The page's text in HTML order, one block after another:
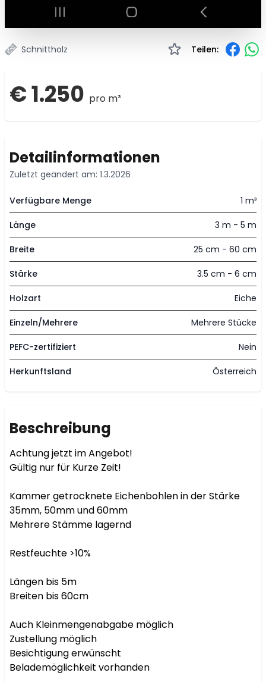
Schnittholz Teilen:
€ 1.250 pro m³
Detailinformationen
Zuletzt geändert am: 1.3.2026
Verfügbare Menge 1 m³
Länge 3 m - 5 m
Breite 25 cm - 60 cm
Stärke 3.5 cm - 6 cm
Holzart Eiche
Einzeln/Mehrere Mehrere Stücke
PEFC-zertifiziert Nein
Herkunftsland Österreich
Beschreibung
Achtung jetzt im Angebot!
Gültig nur für Kurze Zeit!
Kammer getrocknete Eichenbohlen in der Stärke
35mm, 50mm und 60mm
Mehrere Stämme lagernd
Restfeuchte >10%
Längen bis 5m
Breiten bis 60cm
Auch Kleinmengenabgabe möglich
Zustellung möglich
Besichtigung erwünscht
Belademöglichkeit vorhanden